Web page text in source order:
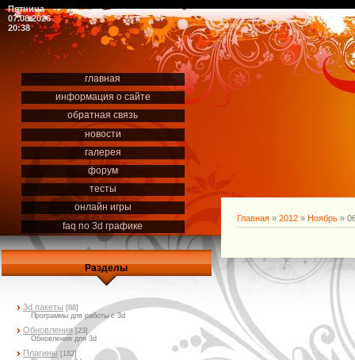
Пятница
07.08.2026
20:38
главная
информация о сайте
обратная связь
новости
галерея
форум
тесты
онлайн игры
faq по 3d графике
Разделы
3d пакеты [88]
Программы для работы с 3d
Обновления [23]
Обновления для 3d
Плагины [182]
Главная » 2012 » Ноябрь »